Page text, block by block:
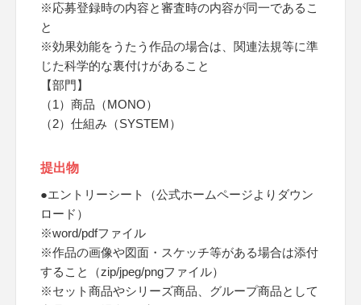
※応募登録時の内容と審査時の内容が同一であるこ
と
※効果効能をうたう作品の場合は、関連法規等に準
じた科学的な裏付けがあること
【部門】
（1）商品（MONO）
（2）仕組み（SYSTEM）
提出物
●エントリーシート（公式ホームページよりダウン
ロード）
※word/pdfファイル
※作品の画像や図面・スケッチ等がある場合は添付
すること（zip/jpeg/pngファイル）
※セット商品やシリーズ商品、グループ商品として